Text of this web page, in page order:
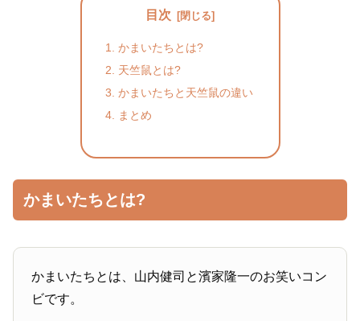
目次
かまいたちとは?
天竺鼠とは?
かまいたちと天竺鼠の違い
まとめ
かまいたちとは?
かまいたちとは、山内健司と濱家隆一のお笑いコン
ビです。